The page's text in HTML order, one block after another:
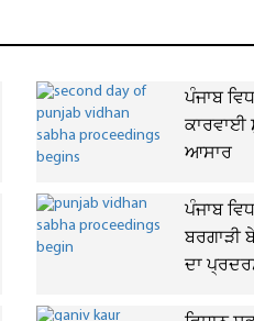
ਪੰਜਾਬ
ਕਾਰਵਾਈ
ਆਸਾਰ
ਪੰਜਾਬ
ਬਰਗਾੜੀ
ਦਾ